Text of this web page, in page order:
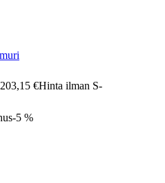
203,15 €Hinta ilman S-
-5 %